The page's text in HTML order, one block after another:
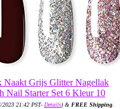
Grijs Glitter Nagellak
Nail Starter Set 6 Kleur 10
2023 21:42 PST- Details) & FREE Shipping